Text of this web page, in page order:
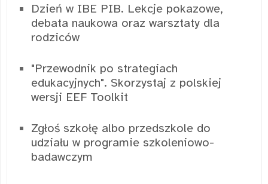
Dzień w IBE PIB. Lekcje pokazowe,
debata naukowa oraz warsztaty dla
rodziców
"Przewodnik po strategiach
edukacyjnych". Skorzystaj z polskiej
wersji EEF Toolkit
Zgłoś szkołę albo przedszkole do
udziału w programie szkoleniowo-
badawczym